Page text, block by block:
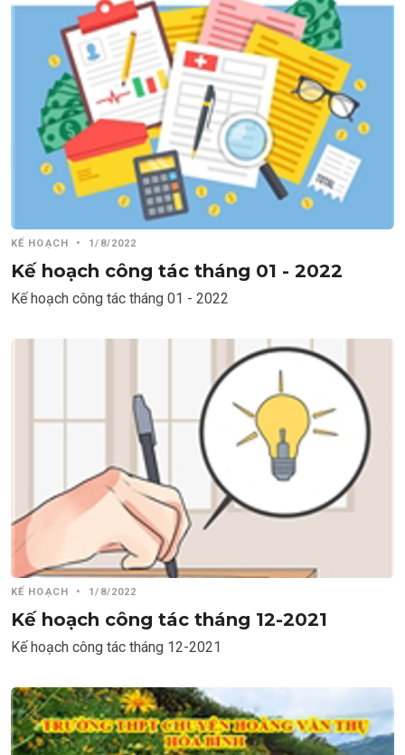
KẾ HOẠCH • 1/8/2022
Kế hoạch công tác tháng 01 - 2022
Kế hoạch công tác tháng 01 - 2022
KẾ HOẠCH • 1/8/2022
Kế hoạch công tác tháng 12-2021
Kế hoạch công tác tháng 12-2021